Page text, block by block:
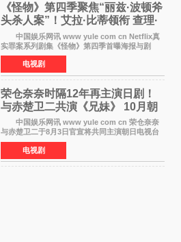
《怪物》第四季聚焦“丽兹·波顿斧
头杀人案”！艾拉·比蒂领衔 查理·
汉纳姆、莎拉·保
中国娱乐网讯 www yule com cn Netflix真
实罪案系列剧集《怪物》第四季首曝海报与剧
照，聚焦鹅妈妈童谣亦有记载的著名血腥杀人案
——丽兹·波顿砍死生父与继母案。 本季由艾
拉·比蒂饰
电视剧
荣仓奈奈时隔12年再主演日剧！
与赤楚卫二共演《兄妹》 10月朝
日新档开播
中国娱乐网讯 www yule com cn 荣仓奈奈
与赤楚卫二于8月3日官宣将共同主演朝日电视台
日剧《兄妹》（10月开播，每周六晚10点播
出）。这也是荣仓奈奈继TBS剧集《为了N》之
后，暌违12年再度担
电视剧